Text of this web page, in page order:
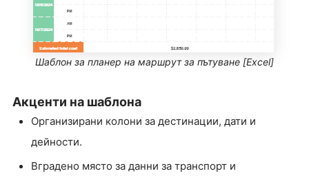
Шаблон за планер на маршрут за пътуване [Excel]
Акценти на шаблона
Организирани колони за дестинации, дати и
дейности.
Вградено място за данни за транспорт и